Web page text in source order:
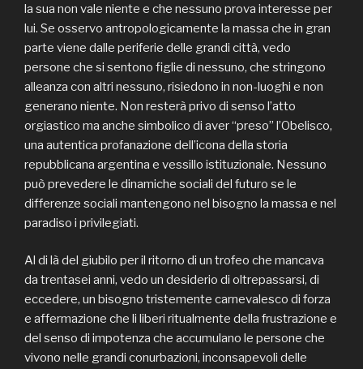
la sua non vale niente e che nessuno prova interesse per
lui. Se osservo antropologicamente la massa che in gran
parte viene dalle periferie delle grandi città, vedo
persone che si sentono figlie di nessuno, che stringono
alleanza con altri nessuno, risiedono in non-luoghi e non
generano niente. Non resterà privo di senso l’atto
orgiastico ma anche simbolico di aver “preso” l’Obelisco,
una autentica profanazione dell’icona della storia
repubblicana argentina e vessillo istituzionale. Nessuno
può prevedere le dinamiche sociali del futuro se le
differenze sociali mantengono nel bisogno la massa e nel
paradiso i privilegiati.
Al di là del giubilo per il ritorno di un trofeo che mancava
da trentasei anni, vedo un desiderio di oltrepassarsi, di
eccedere, un bisogno tristemente carnevalesco di forza
e affermazione che li liberi ritualmente della frustrazione e
del senso di impotenza che accumulano le persone che
vivono nelle grandi conurbazioni, inconsapevoli delle